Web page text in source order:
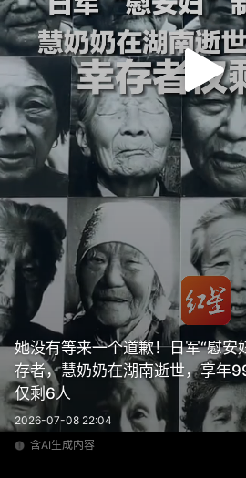
她没有等来一个道歉！日军“慰安
存者，慧奶奶在湖南逝世，享年
仅剩6人
2026-07-08 22:04
含AI生成内容